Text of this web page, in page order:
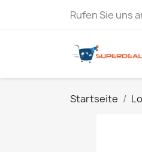
Rufen Sie uns
Startseite